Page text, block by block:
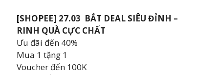
[SHOPEE] 27.03 BẮT DEAL SIÊU ĐỈNH –
RINH QUÀ CỰC CHẤT
Ưu đãi đến 40%
Mua 1 tặng 1
Voucher đến 100K